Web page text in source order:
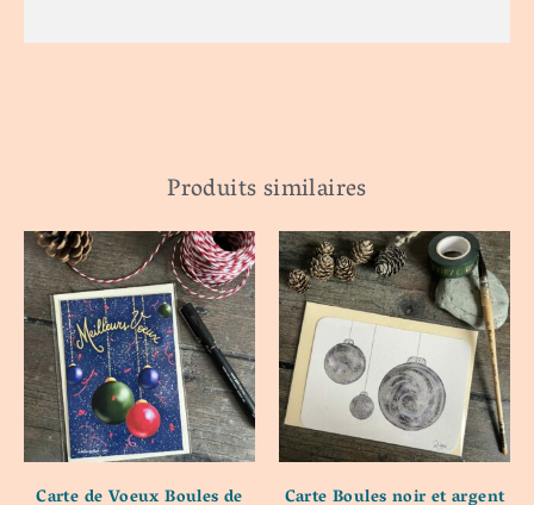
Produits similaires
Carte de Voeux Boules de Carte Boules noir et argent